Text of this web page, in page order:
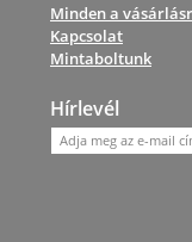
Minden a
Kapcsolat
Mintaboltunk
Hírlevél